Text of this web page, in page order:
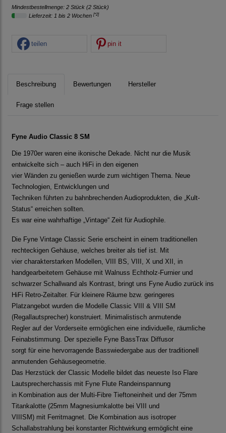
Mindestbestellmenge: 2 Stück (2 Stück)
Lieferzeit: 1 bis 2 Wochen [*2]
teilen pin it
Beschreibung Bewertungen Hersteller
Frage stellen
Fyne Audio Classic 8 SM
Die 1970er waren eine ikonische Dekade. Nicht nur die Musik
entwickelte sich – auch HiFi in den eigenen
vier Wänden zu genießen wurde zum wichtigen Thema. Neue
Technologien, Entwicklungen und
Techniken führten zu bahnbrechenden Audioprodukten, die „Kult-
Status“ erreichen sollten.
Es war eine wahrhaftige „Vintage“ Zeit für Audiophile.
Die Fyne Vintage Classic Serie erscheint in einem traditionellen
rechteckigen Gehäuse, welches breiter als tief ist. Mit
vier charakterstarken Modellen, VIII BS, VIII, X und XII, in
handgearbeitetem Gehäuse mit Walnuss Echtholz-Furnier und
schwarzer Schallwand als Kontrast, bringt uns Fyne Audio zurück ins
HiFi Retro-Zeitalter. Für kleinere Räume bzw. geringeres
Platzangebot wurden die Modelle Classic VIII & VIII SM
(Regallautsprecher) konstruiert. Minimalistisch anmutende
Regler auf der Vorderseite ermöglichen eine individuelle, räumliche
Feinabstimmung. Der spezielle Fyne BassTrax Diffusor
sorgt für eine hervorragende Basswiedergabe aus der traditionell
anmutenden Gehäusegeometrie.
Das Herzstück der Classic Modelle bildet das neueste Iso Flare
Lautsprecherchassis mit Fyne Flute Randeinspannung
in Kombination aus der Multi-Fibre Tieftoneinheit und der 75mm
Titankalotte (25mm Magnesiumkalotte bei VIII und
VIIISM) mit Ferritmagnet. Die Kombination aus isotroper
Schallabstrahlung bei konstanter Richtwirkung ermöglicht eine